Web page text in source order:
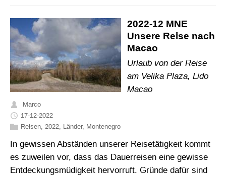
2022-12 MNE
Unsere Reise nach
Macao
Urlaub von der Reise
am Velika Plaza, Lido
Macao
Marco
17-12-2022
Reisen, 2022, Länder, Montenegro
In gewissen Abständen unserer Reisetätigkeit kommt
es zuweilen vor, dass das Dauerreisen eine gewisse
Entdeckungsmüdigkeit hervorruft. Gründe dafür sind